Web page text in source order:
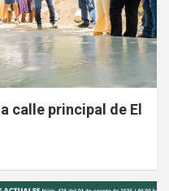
calle principal de El